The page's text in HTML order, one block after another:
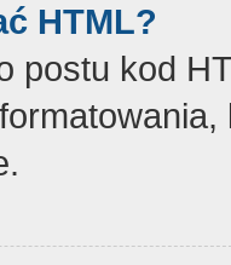
HTML?
postu kod